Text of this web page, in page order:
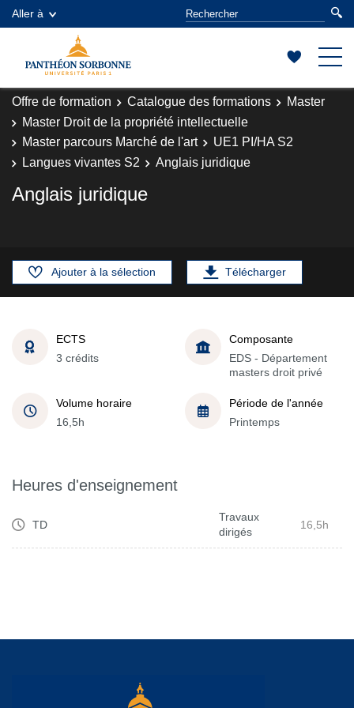
Aller à
Offre de formation Catalogue des formations
Master
Master Droit de la propriété intellectuelle
Master parcours Marché de l'art
UE1 PI/HA S2
Langues vivantes S2
Anglais juridique
Anglais juridique
Ajouter à la sélection Télécharger
ECTS
3 crédits
Composante
EDS - Département
masters droit privé
Volume horaire
16,5h
Période de l'année
Printemps
Heures d'enseignement
TD
Travaux
dirigés
16,5h